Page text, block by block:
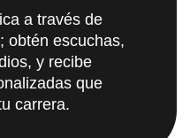
a través de
obtén escuchas,
y recibe
que
carrera.